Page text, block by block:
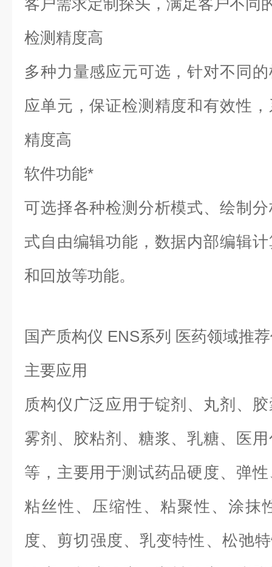
客户需求定制探头，满足客户不同
检测精度高
多种力量感应元可选，针对不同
应单元，保证检测精度和有效性
精度高
软件功能*
可选择各种检测分析模式、绘制
式自由编辑功能，数据内部编辑
和回放等功能。
国产质构仪 ENS系列 医药领域推
主要应用
质构仪广泛应用于锭剂、丸剂、
雾剂、胶粘剂、糖浆、乳糖、医
等，主要用于测试药品硬度、弹
粘丝性、压缩性、粘聚性、涂抹
度、剪切强度、乳变特性、松弛